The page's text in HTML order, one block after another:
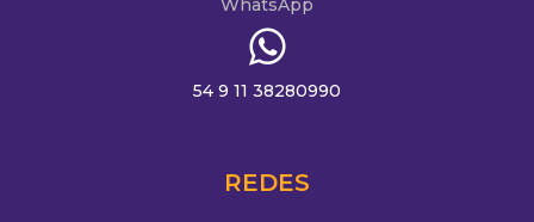
WhatsApp
54 9 11 38280990
REDES